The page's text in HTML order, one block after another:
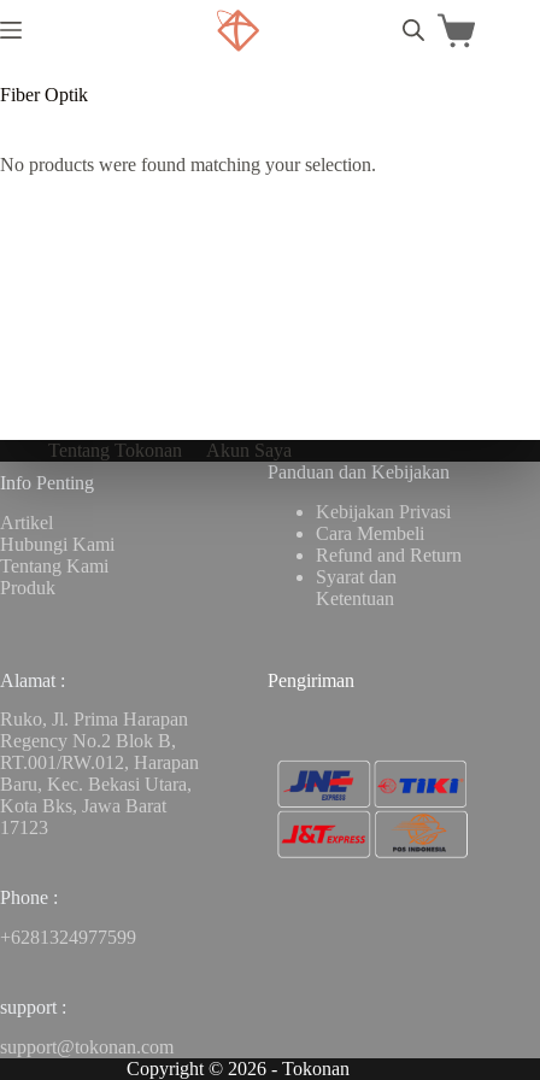
Fiber Optik
No products were found matching your selection.
Tentang Tokonan
Akun Saya
Info Penting
Artikel
Hubungi Kami
Tentang Kami
Produk
Panduan dan Kebijakan
Kebijakan Privasi
Cara Membeli
Refund and Return
Syarat dan
Ketentuan
Alamat :
Ruko, Jl. Prima Harapan
Regency No.2 Blok B,
RT.001/RW.012, Harapan
Baru, Kec. Bekasi Utara,
Kota Bks, Jawa Barat
17123
Phone :
+6281324977599
support :
support@tokonan.com
Pengiriman
Copyright © 2026 - Tokonan